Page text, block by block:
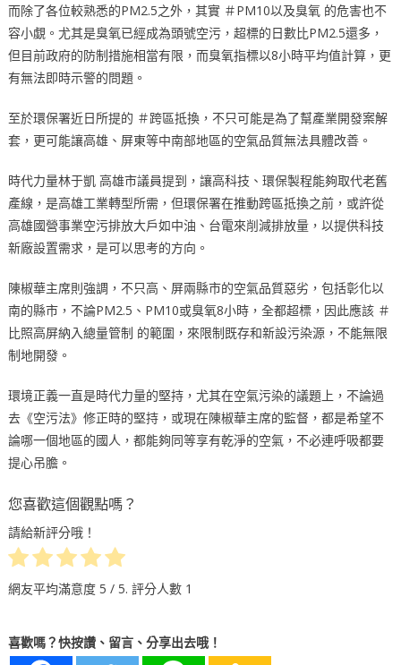
而除了各位較熟悉的PM2.5之外，其實 ＃PM10以及臭氧 的危害也不
容小覷。尤其是臭氧已經成為頭號空污，超標的日數比PM2.5還多，
但目前政府的防制措施相當有限，而臭氧指標以8小時平均值計算，更
有無法即時示警的問題。
至於環保署近日所提的 ＃跨區抵換，不只可能是為了幫產業開發案解
套，更可能讓高雄、屏東等中南部地區的空氣品質無法具體改善。
時代力量林于凱 高雄市議員提到，讓高科技、環保製程能夠取代老舊
產線，是高雄工業轉型所需，但環保署在推動跨區抵換之前，或許從
高雄國營事業空污排放大戶如中油、台電來削減排放量，以提供科技
新廠設置需求，是可以思考的方向。
陳椒華主席則強調，不只高、屏兩縣市的空氣品質惡劣，包括彰化以
南的縣市，不論PM2.5、PM10或臭氧8小時，全都超標，因此應該 ＃
比照高屏納入總量管制 的範圍，來限制既存和新設污染源，不能無限
制地開發。
環境正義一直是時代力量的堅持，尤其在空氣污染的議題上，不論過
去《空污法》修正時的堅持，或現在陳椒華主席的監督，都是希望不
論哪一個地區的國人，都能夠同等享有乾淨的空氣，不必連呼吸都要
提心吊膽。
您喜歡這個觀點嗎？
請給新評分哦！
網友平均滿意度 5 / 5. 評分人數 1
喜歡嗎？快按讚、留言、分享出去哦！